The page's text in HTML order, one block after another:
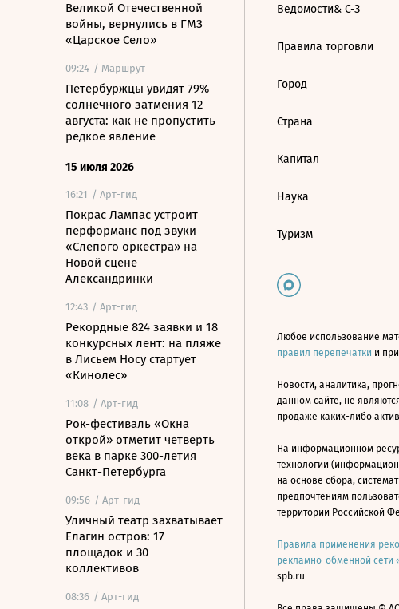
Великой Отечественной
войны, вернулись в ГМЗ
«Царское Село»
09:24 / Маршрут
Петербуржцы увидят 79%
солнечного затмения 12
августа: как не пропустить
редкое явление
15 июля 2026
16:21 / Арт-гид
Покрас Лампас устроит
перформанс под звуки
«Слепого оркестра» на
Новой сцене
Александринки
12:43 / Арт-гид
Рекордные 824 заявки и 18
конкурсных лент: на пляже
в Лисьем Носу стартует
«Кинолес»
11:08 / Арт-гид
Рок-фестиваль «Окна
открой» отметит четверть
века в парке 300-летия
Санкт-Петербурга
09:56 / Арт-гид
Уличный театр захватывает
Елагин остров: 17
площадок и 30
коллективов
08:36 / Арт-гид
Ведомости& С-З
Правила торговли
Город
Страна
Капитал
Наука
Туризм
Любое использование
правил перепечатки и
Новости, аналитика,
данном сайте, не
продаже каких-либо
На информационном
технологии
на основе сбора,
предпочтениям
территории Российской
Правила применения
рекламно-обменной сети
spb.ru